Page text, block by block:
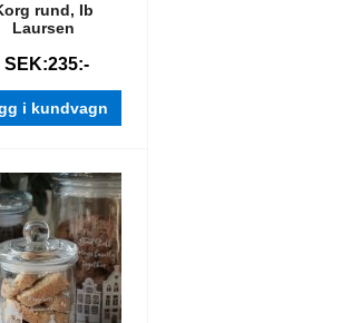
rund, Ib
Laursen
SEK:235:-
i kundvagn